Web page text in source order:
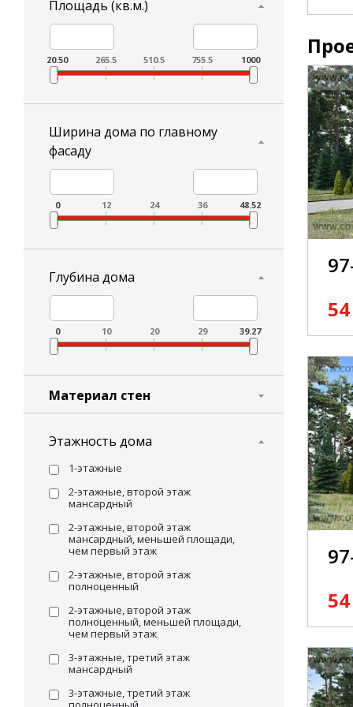
Площадь (кв.м.)
20.50 265.5 510.5 755.5 1000
Ширина дома по главному
фасаду
0 12 24 36 48.52
Глубина дома
0 10 20 29 39.27
Материал стен
Этажность дома
1-этажные
2-этажные, второй этаж
мансардный
2-этажные, второй этаж
мансардный, меньшей площади,
чем первый этаж
2-этажные, второй этаж
полноценный
2-этажные, второй этаж
полноценный, меньшей площади,
чем первый этаж
3-этажные, третий этаж
мансардный
3-этажные, третий этаж